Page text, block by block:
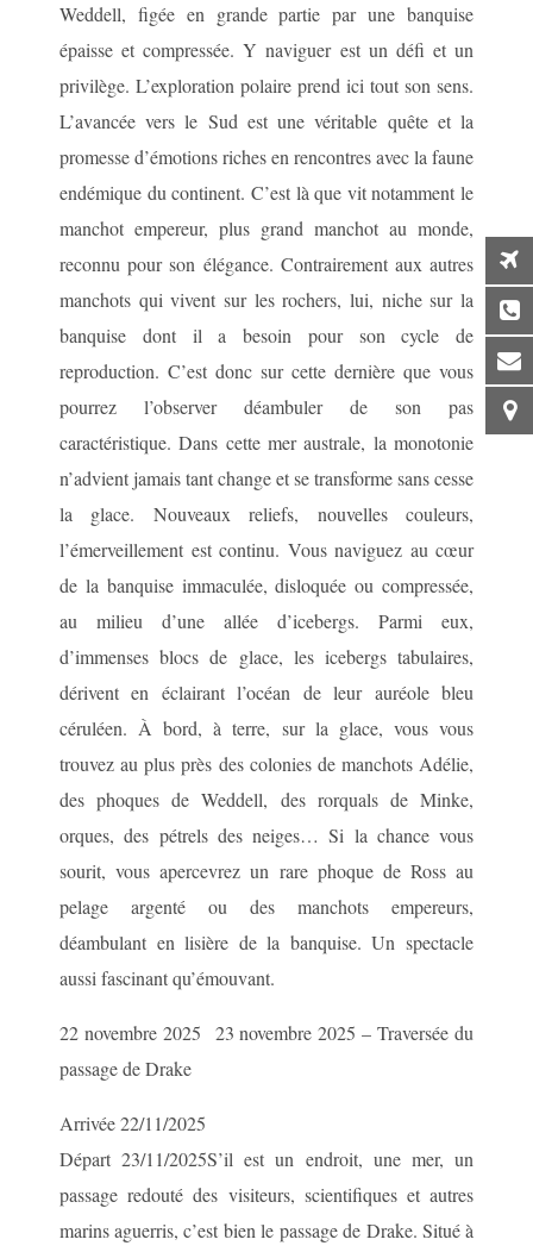
Weddell, figée en grande partie par une banquise
épaisse et compressée. Y naviguer est un défi et un
privilège. L’exploration polaire prend ici tout son sens.
L’avancée vers le Sud est une véritable quête et la
promesse d’émotions riches en rencontres avec la faune
endémique du continent. C’est là que vit notamment le
manchot empereur, plus grand manchot au monde,
reconnu pour son élégance. Contrairement aux autres
manchots qui vivent sur les rochers, lui, niche sur la
banquise dont il a besoin pour son cycle de
reproduction. C’est donc sur cette dernière que vous
pourrez l’observer déambuler de son pas
caractéristique. Dans cette mer australe, la monotonie
n’advient jamais tant change et se transforme sans cesse
la glace. Nouveaux reliefs, nouvelles couleurs,
l’émerveillement est continu. Vous naviguez au cœur
de la banquise immaculée, disloquée ou compressée,
au milieu d’une allée d’icebergs. Parmi eux,
d’immenses blocs de glace, les icebergs tabulaires,
dérivent en éclairant l’océan de leur auréole bleu
céruléen. À bord, à terre, sur la glace, vous vous
trouvez au plus près des colonies de manchots Adélie,
des phoques de Weddell, des rorquals de Minke,
orques, des pétrels des neiges… Si la chance vous
sourit, vous apercevrez un rare phoque de Ross au
pelage argenté ou des manchots empereurs,
déambulant en lisière de la banquise. Un spectacle
aussi fascinant qu’émouvant.
22 novembre 2025 23 novembre 2025 – Traversée du
passage de Drake
Arrivée 22/11/2025
Départ 23/11/2025S’il est un endroit, une mer, un
passage redouté des visiteurs, scientifiques et autres
marins aguerris, c’est bien le passage de Drake. Situé à